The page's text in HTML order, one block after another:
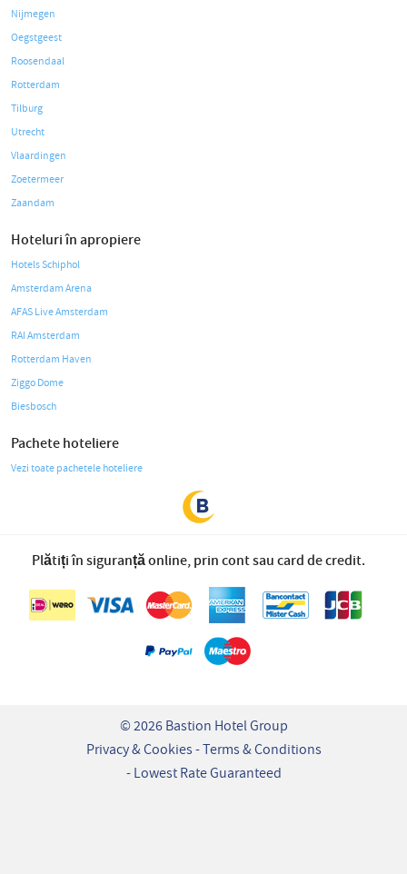
Nijmegen
Oegstgeest
Roosendaal
Rotterdam
Tilburg
Utrecht
Vlaardingen
Zoetermeer
Zaandam
Hoteluri în apropiere
Hotels Schiphol
Amsterdam Arena
AFAS Live Amsterdam
RAI Amsterdam
Rotterdam Haven
Ziggo Dome
Biesbosch
Pachete hoteliere
Vezi toate pachetele hoteliere
Plătiți în siguranță online, prin cont sau card de credit.
© 2026 Bastion Hotel Group
Privacy & Cookies Terms & Conditions
Lowest Rate Guaranteed